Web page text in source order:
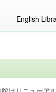
English